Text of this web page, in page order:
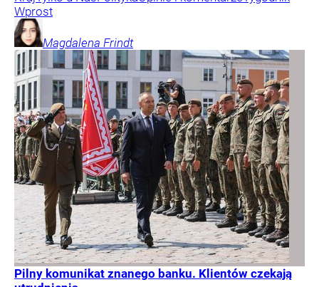
Wrze po roku Nawrockiego. „Największa hańba”
kontra „Cała Europa nam go zazdrości”
Po pierwszym roku prezydentury nic nie wskazuje na to,
żeby Karol Nawrocki wyciszył spory między dwoma
zwaśnionymi politycznymi obozami. – Dotychczas
największą hańbą na karcie jego prezydentury jest
chyba zawetowanie SAFE – ocenia Mariusz Witczak z
KO. – Mamy głowę państwa, z której możemy być
dumni – kontruje Marek Jakubiak z Rozwoju Plus.
Kraj Tylko u NasPolitykaOpinie i komentarzeTygodnik
Wprost
Magdalena Frindt